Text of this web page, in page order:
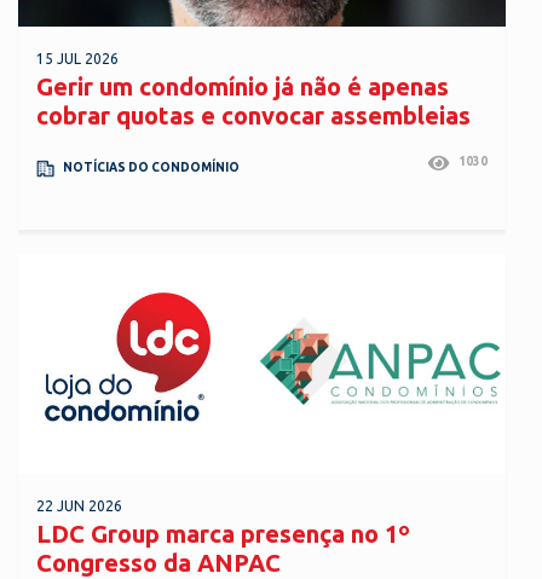
15 JUL 2026
Gerir um condomínio já não é apenas
cobrar quotas e convocar assembleias
NOTÍCIAS DO CONDOMÍNIO 1030
22 JUN 2026
LDC Group marca presença no 1º
Congresso da ANPAC